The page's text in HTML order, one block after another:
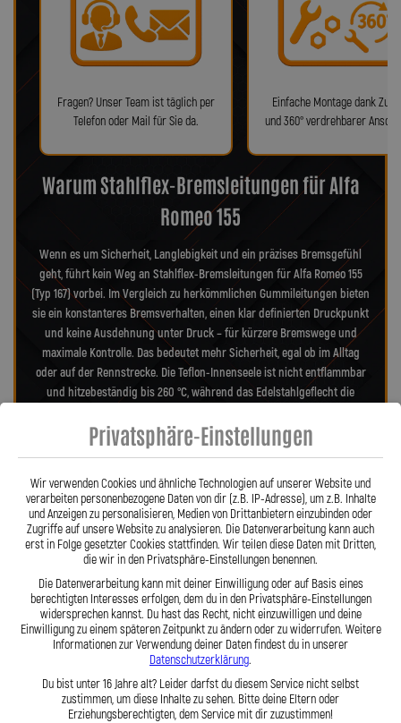
Fragen? Unser Team ist täglich per
Telefon oder Mail für Sie da.
Einfache Montage dank
und 360° verdrehbarer
Warum Stahlflex-Bremsleitungen für Alfa
Romeo 155
Wenn es um Sicherheit, Langlebigkeit und ein präzises Bremsgefühl
geht, führt kein Weg an Stahlflex-Bremsleitungen für Alfa Romeo 155
(Typ 167) vorbei. Im Vergleich zu herkömmlichen Gummileitungen bieten
sie ein konstanteres Bremsverhalten, einen klar definierten Druckpunkt
und keine Ausdehnung unter Druck – für kürzere Bremswege und
maximale Kontrolle. Das bedeutet mehr Sicherheit, egal ob im Alltag
oder auf der Rennstrecke. Die Teflon-Innenseele ist nicht entflammbar
und hitzebeständig bis 260 °C, während das Edelstahlgeflecht die
Einflüssen macht. Es schützt zuverlässig vor Marderbissen, Witterung
und Beschädigungen – ein regelmäßiger Austausch wie bei
dauerhaft ein sicheres Gefühl beim Fahren. Unsere ausjustierbaren,
verdrehbaren Anschlüsse ermöglichen eine drallfreie und
spannungsfreie Verlegung. Ob Sonderanfertigung oder anbaufertiges
Stahlflex-Kit – jede Leitung wird passgenau und präzise gefertigt. Mit
den Stahlflex-Bremsleitungen von Lothar Spiegler Kfz-Leitungen GmbH
entscheiden Sie sich für echte deutsche Qualität, höchste Sicherheit
und ein Produkt, das hält, was es verspricht.
Hier zu unserem Video „Stahlflex vs. Gummi“
Privatsphäre-Einstellungen
Wir verwenden Cookies und ähnliche Technologien auf unserer Website und
verarbeiten personenbezogene Daten von dir (z.B. IP-Adresse), um z.B. Inhalte
und Anzeigen zu personalisieren, Medien von Drittanbietern einzubinden oder
Zugriffe auf unsere Website zu analysieren. Die Datenverarbeitung kann auch
erst in Folge gesetzter Cookies stattfinden. Wir teilen diese Daten mit Dritten,
die wir in den Privatsphäre-Einstellungen benennen.
Die Datenverarbeitung kann mit deiner Einwilligung oder auf Basis eines
berechtigten Interesses erfolgen, dem du in den Privatsphäre-Einstellungen
widersprechen kannst. Du hast das Recht, nicht einzuwilligen und deine
Einwilligung zu einem späteren Zeitpunkt zu ändern oder zu widerrufen. Weitere
Informationen zur Verwendung deiner Daten findest du in unserer
Datenschutzerklärung.
Du bist unter 16 Jahre alt? Leider darfst du diesem Service nicht selbst
zustimmen, um diese Inhalte zu sehen. Bitte deine Eltern oder
Erziehungsberechtigten, dem Service mit dir zuzustimmen!